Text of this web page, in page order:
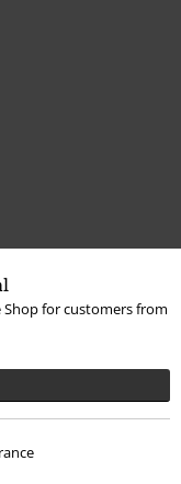
Shop for customers from